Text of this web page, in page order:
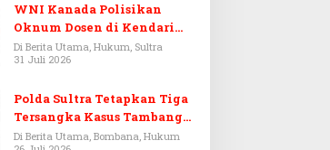
WNI Kanada Polisikan
Oknum Dosen di Kendari
Terkait Aset Puluhan Miliar
Di Berita Utama, Hukum, Sultra
31 Juli 2026
Polda Sultra Tetapkan Tiga
Tersangka Kasus Tambang
Emas Ilegal di Bombana
Di Berita Utama, Bombana, Hukum